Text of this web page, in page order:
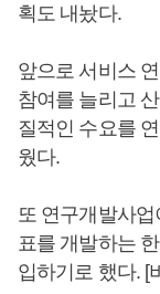
획도 내놨다.
앞으로 서비스
참여를 늘리고
질적인 수요를
웠다.
또 연구개발사업
표를 개발하는
입하기로 했다. [